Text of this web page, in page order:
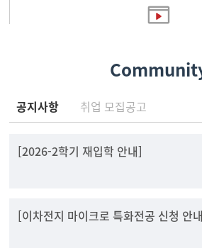
공지사항 취업 모집공고
[2026-2학기 재입학 안내]
[이차전지 마이크로 특화전공 신청 안